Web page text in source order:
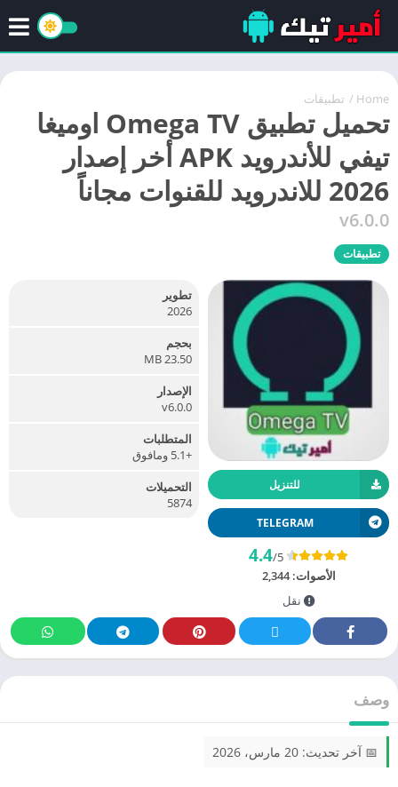
Home
/ تطبيقات
تحميل تطبيق Omega TV اوميغا
تيفي للأندرويد APK أخر إصدار
2026 للاندرويد للقنوات مجاناً
v6.0.0
تطبيقات
للتنزيل
TELEGRAM
4.4/5
الأصوات:2,344
نقل
تطوير
2026
بحجم
23.50 MB
الإصدار
v6.0.0
المتطلبات
+5.1 ومافوق
التحميلات
5874
وصف
📅 آخر تحديث: 20 مارس، 2026